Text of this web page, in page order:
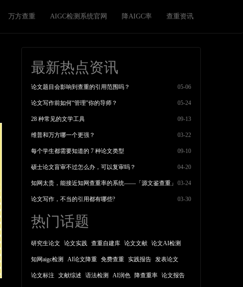
万方查重 AIGC检测系统官网 降AIGC率 查重资讯
最新热点资讯
论文题目会影响到查重的引用范围吗？ 05-06
论文写作前如何“管理”你的导师？ 05-24
28 种常见的文学工具 09-13
维普和万方哪一个更强？ 03-22
每个学生都需要知道的 7 种论文类型 09-10
硕士论文盲审不过怎么办，可以复审吗？ 04-20
知网太贵，能接近知网查重率的系统——「源文鉴查重」 03-24
论文写作，不当的引用都有哪些? 03-30
热门话题
研究生论文 论文实践 查重自建库 论文文献 论文AI检测
知网aigc检测 AI论文降重 免费查重 实践报告 发表论文
论文标注 文献综述 语法检测 AI润色 降查重率 论文报告